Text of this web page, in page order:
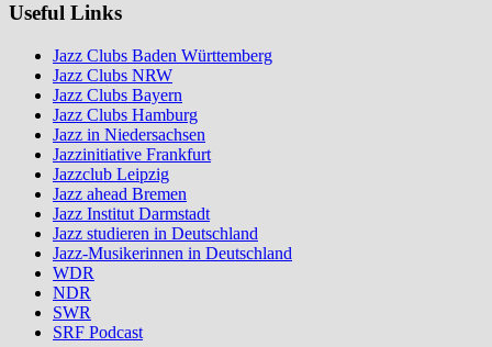
Useful Links
Jazz Clubs Baden Württemberg
Jazz Clubs NRW
Jazz Clubs Bayern
Jazz Clubs Hamburg
Jazz in Niedersachsen
Jazzinitiative Frankfurt
Jazzclub Leipzig
Jazz ahead Bremen
Jazz Institut Darmstadt
Jazz studieren in Deutschland
Jazz-Musikerinnen in Deutschland
WDR
NDR
SWR
SRF Podcast